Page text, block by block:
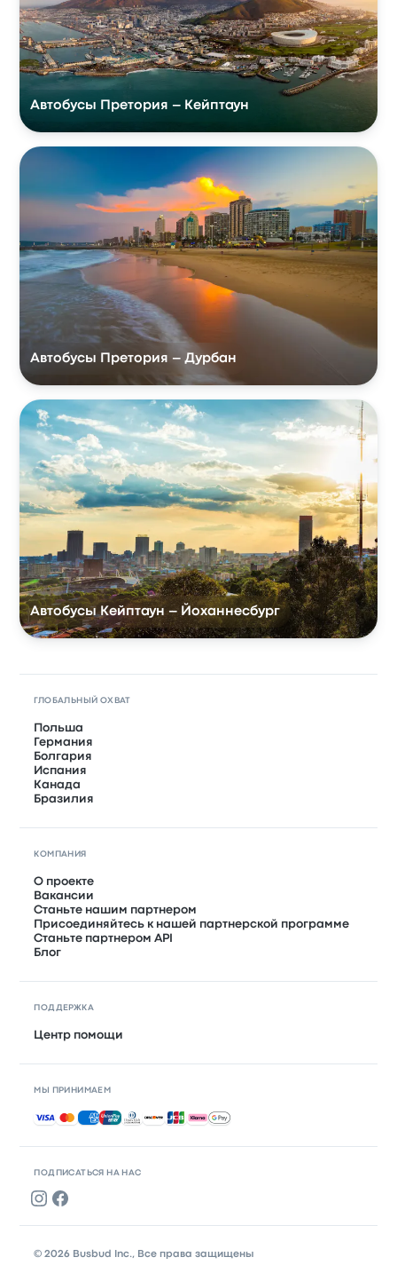
Автобусы Претория – Кейптаун
Автобусы Претория – Дурбан
Автобусы Кейптаун – Йоханнесбург
ПОДПИСАТЬСЯ НА НАС
ГЛОБАЛЬНЫЙ ОХВАТ
Польша
Германия
Болгария
Испания
Канада
Бразилия
КОМПАНИЯ
О проекте
Вакансии
Станьте нашим партнером
Присоединяйтесь к нашей партнерской программе
Станьте партнером API
Блог
ПОДДЕРЖКА
Центр помощи
МЫ ПРИНИМАЕМ
Принимаемые способы оплаты
© 2026 Busbud Inc., Все права защищены